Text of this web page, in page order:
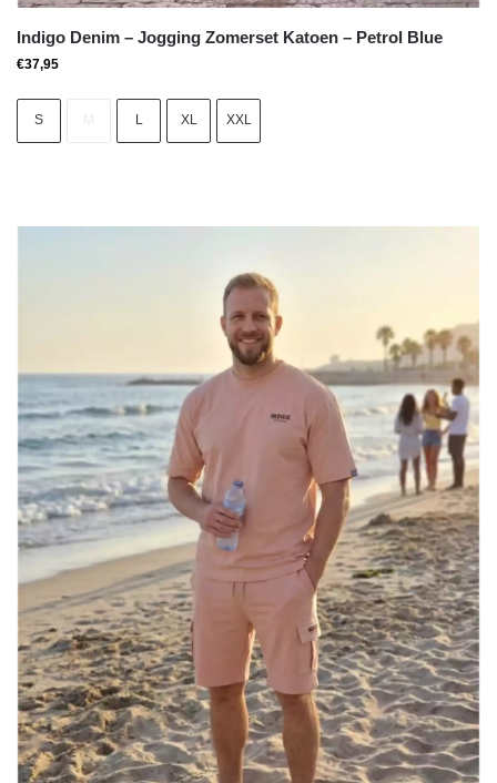
Indigo Denim – Jogging Zomerset Katoen – Petrol Blue
€37,95
S L XL XXL